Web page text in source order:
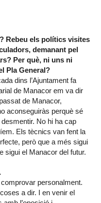
Rebeu els polítics visites
demanant pel
Per què, ni uns ni
Pla General?
dins l’Ajuntament fa
de Manacor em va dir
de Manacor,
aconseguiràs perquè sé
No hi ha cap
Els tècnics van fent la
però que a més sigui
sigui el Manacor del futur.
personalment.
a dir. I en venir el